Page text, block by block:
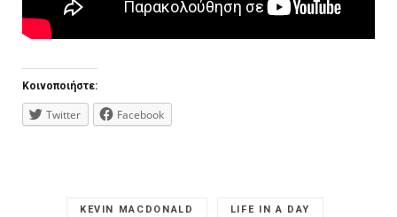
Κοινοποιήστε:
Twitter Facebook
KEVIN MACDONALD LIFE IN A DAY